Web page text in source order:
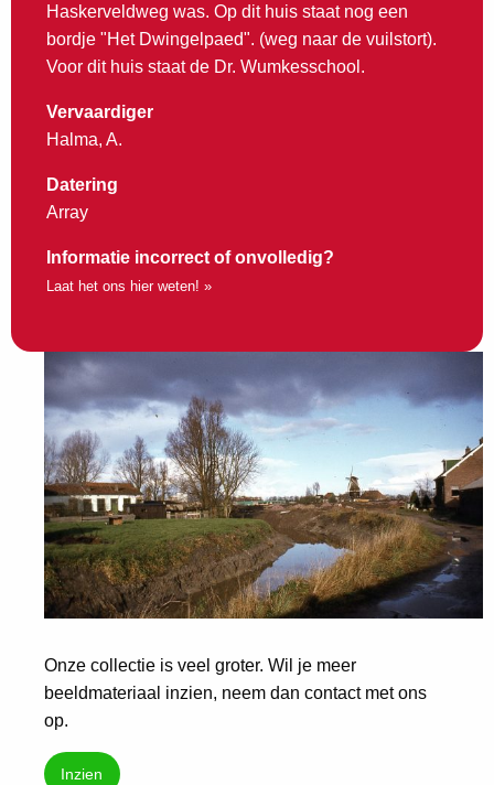
Haskerveldweg was. Op dit huis staat nog een
bordje "Het Dwingelpaed". (weg naar de vuilstort).
Voor dit huis staat de Dr. Wumkesschool.
Vervaardiger
Halma, A.
Datering
Array
Informatie incorrect of onvolledig?
Laat het ons hier weten! »
Onze collectie is veel groter. Wil je meer
beeldmateriaal inzien, neem dan contact met ons
op.
Inzien